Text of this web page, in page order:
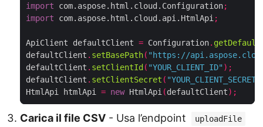
import com.aspose.html.cloud.Configuration;
import com.aspose.html.cloud.api.HtmlApi ;
ApiClient defaultClient = Configuration.
defaultClient . setBasePath( "https://
defaultClient . setClientId ( "YOUR_CLIENT_ID" );
defaultClient . setClientSecret ( "YOUR_CLIENT_SECRET"
HtmlApi htmlApi = new HtmlApi (defaultClient);
Carica il file CSV - Usa l’endpoint uploadFile